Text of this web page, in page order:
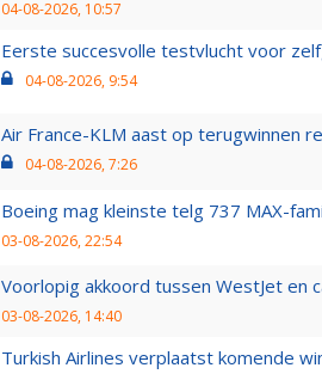
04-08-2026, 10:57
Eerste succesvolle testvlucht voor
04-08-2026, 9:54
Air France-KLM aast op terugwinnen
04-08-2026, 7:26
Boeing mag kleinste telg 737 MAX-
03-08-2026, 22:54
Voorlopig akkoord tussen WestJet en
03-08-2026, 14:40
Turkish Airlines verplaatst komende